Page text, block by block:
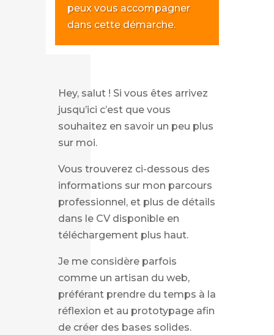
peux vous accompagner
dans cette démarche.
Hey, salut ! Si vous êtes arrivez
jusqu’ici c’est que vous
souhaitez en savoir un peu plus
sur moi.
Vous trouverez ci-dessous des
informations sur mon parcours
professionnel, et plus de détails
dans le CV disponible en
téléchargement plus haut.
Je me considère parfois
comme un artisan du web,
préférant prendre du temps à la
réflexion et au prototypage afin
de créer des bases solides.